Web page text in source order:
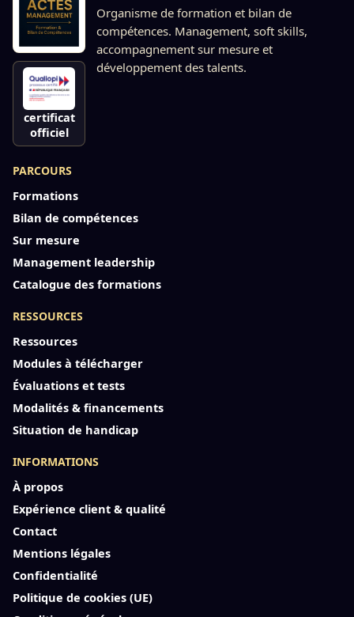
certificat
officiel
Organisme de formation et bilan de
compétences. Management, soft skills,
accompagnement sur mesure et
développement des talents.
PARCOURS
Formations
Bilan de compétences
Sur mesure
Management leadership
Catalogue des formations
RESSOURCES
Ressources
Modules à télécharger
Évaluations et tests
Modalités & financements
Situation de handicap
INFORMATIONS
À propos
Expérience client & qualité
Contact
Mentions légales
Confidentialité
Politique de cookies (UE)